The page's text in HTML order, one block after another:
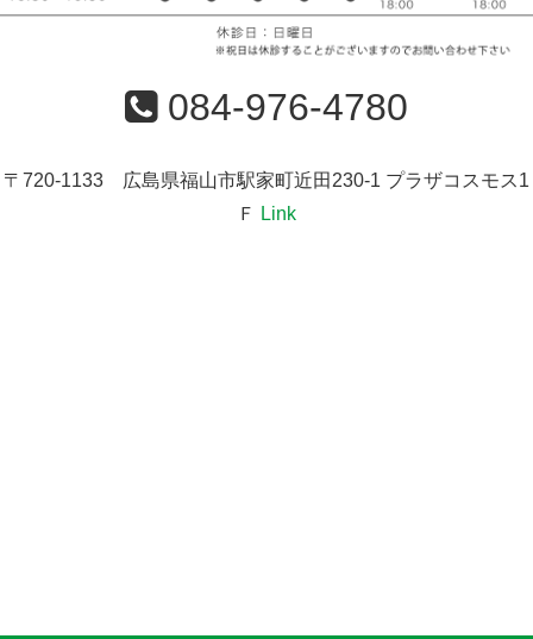
084-976-4780
〒720-1133 広島県福山市駅家町近田230-1 プラザコスモス1
Ｆ
Link